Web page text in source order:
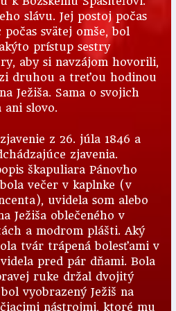
slávu. Jej postoj počas
svätej omše, bol
prístup sestry
aby si navzájom hovorili,
druhou a treťou hodinou
Ježiša. Sama o svojich
ani slovo.
z 26. júla 1846 a
zjavenia.
škapuliara Pánovho
večer v kaplnke (v
uvidela som alebo
Ježiša oblečeného v
a modrom plášti. Aký
tvár trápená bolesťami v
pred pár dňami. Bola
ruke držal dvojitý
vyobrazený Ježiš na
nástrojmi, ktoré mu